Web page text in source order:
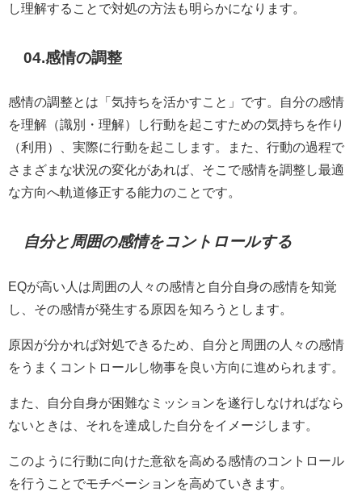
し理解することで対処の方法も明らかになります。
04.感情の調整
感情の調整とは「気持ちを活かすこと」です。自分の感情
を理解（識別・理解）し行動を起こすための気持ちを作り
（利用）、実際に行動を起こします。また、行動の過程で
さまざまな状況の変化があれば、そこで感情を調整し最適
な方向へ軌道修正する能力のことです。
自分と周囲の感情をコントロールする
EQが高い人は周囲の人々の感情と自分自身の感情を知覚
し、その感情が発生する原因を知ろうとします。
原因が分かれば対処できるため、自分と周囲の人々の感情
をうまくコントロールし物事を良い方向に進められます。
また、自分自身が困難なミッションを遂行しなければなら
ないときは、それを達成した自分をイメージします。
このように行動に向けた意欲を高める感情のコントロール
を行うことでモチベーションを高めていきます。